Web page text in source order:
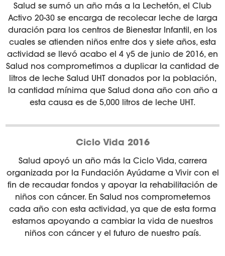
Salud se sumó un año más a la Lechetón, el Club
Activo 20-30 se encarga de recolecar leche de larga
duración para los centros de Bienestar Infantil, en los
cuales se atienden niños entre dos y siete años, esta
actividad se llevó acabo el 4 y5 de junio de 2016, en
Salud nos comprometimos a duplicar la cantidad de
litros de leche Salud UHT donados por la población,
la cantidad mínima que Salud dona año con año a
esta causa es de 5,000 litros de leche UHT.
Ciclo Vida 2016
Salud apoyó un año más la Ciclo Vida, carrera
organizada por la Fundación Ayúdame a Vivir con el
fin de recaudar fondos y apoyar la rehabilitación de
niños con cáncer. En Salud nos comprometemos
cada año con esta actividad, ya que de esta forma
estamos apoyando a cambiar la vida de nuestros
niños con cáncer y el futuro de nuestro país.